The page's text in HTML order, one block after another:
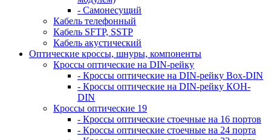
- Самонесущий
Кабель телефонный
Кабель SFTP, SSTP
Кабель акустический
Оптические кроссы, шнуры, компоненты
Кроссы оптические на DIN-рейку
- Кроссы оптические на DIN-рейку Box-DIN
- Кроссы оптические на DIN-рейку КОН-
DIN
Кроссы оптические 19
- Кроссы оптические стоечные на 16 портов
- Кроссы оптические стоечные на 24 порта